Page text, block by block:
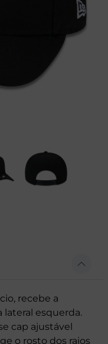
recebe a
lateral esquerda.
cap ajustável
o rosto dos raios